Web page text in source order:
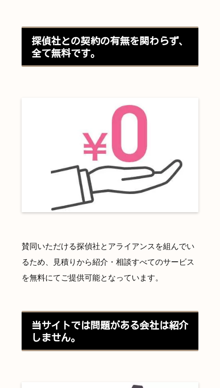
探偵社との契約の有無を関わらず、
全て無料です。
賛同いただける探偵社とアライアンスを組んでい
るため、見積りから紹介・相談すべてのサービス
を無料にてご提供可能となっています。
当サイトでは問題がある会社は紹介
しません。